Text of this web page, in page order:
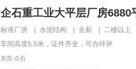
企石重工业大平层厂房6880
标准厂房 | 水泥结构 | 全新 |
二楼以上
车间高度5.5米，证件齐全，可办环评
东莞-企石